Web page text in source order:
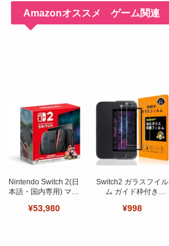
Amazonオススメ ゲーム関連
Nintendo Switch 2(日
本語・国内専用) マリ
ット
¥53,980
Switch2 ガラスフイル
ム ガイド枠付き
ット 日本旭硝子製-高
¥998